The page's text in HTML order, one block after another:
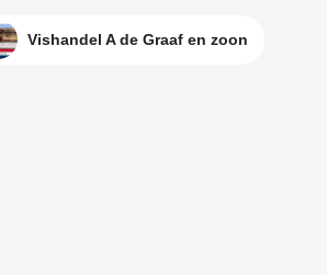
Vishandel A de Graaf en zoon